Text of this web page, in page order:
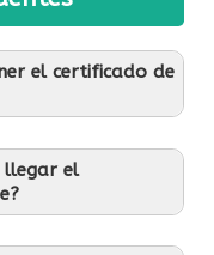
el certificado de
llegar el